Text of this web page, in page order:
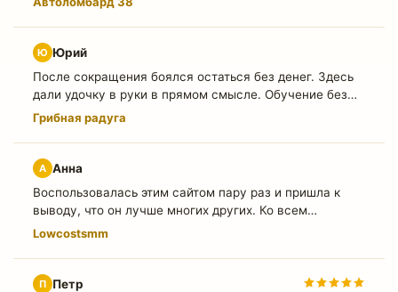
ежедневно. Все супер.
брал сумму, выплатил в срок, не торопился с
платежом. Удобный и быстрый способ занять денег
Ю Юрий
После сокращения боялся остаться без денег. Здесь
дали удочку в руки в прямом смысле. Обучение без
вычетов. Сейчас средняя планка в 100–110 тысяч для
кормильцем.
Грибная радуга
А Анна
Воспользовалась этим сайтом пару раз и пришла к
выводу, что он лучше многих других. Ко всем
показателям есть описания, трафик ему
магазином.
Lowcostsmm
П Петр